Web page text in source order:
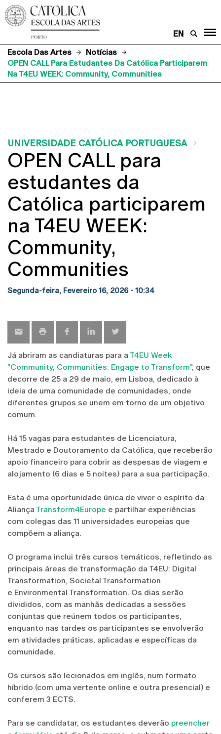
EN
Escola Das Artes
Notícias
OPEN CALL Para Estudantes Da Católica Participarem
Na T4EU WEEK: Community, Communities
UNIVERSIDADE CATÓLICA PORTUGUESA
OPEN CALL para
estudantes da
Católica participarem
na T4EU WEEK:
Community,
Communities
Segunda-feira, Fevereiro 16, 2026 - 10:34
Já abriram as candiaturas para a T4EU Week
"Community, Communities: Engage to Transform", que
decorre de 25 a 29 de maio, em Lisboa, dedicado à
ideia de uma comunidade de comunidades, onde
diferentes grupos se unem em torno de um objetivo
comum.
Há 15 vagas para estudantes de Licenciatura,
Mestrado e Doutoramento da Católica, que receberão
apoio financeiro para cobrir as despesas de viagem e
alojamento (6 dias e 5 noites) para a sua participação.
Esta é uma oportunidade única de viver o espírito da
Aliança Transform4Europe e partilhar experiências
com colegas das 11 universidades europeias que
compõem a aliança.
O programa inclui três cursos temáticos, refletindo as
principais áreas de transformação da T4EU: Digital
Transformation, Societal Transformation
e Environmental Transformation. Os dias serão
divididos, com as manhãs dedicadas a sessões
conjuntas que reúnem todos os participantes,
enquanto nas tardes os participantes se envolverão
em atividades práticas, aplicadas e específicas da
comunidade.
Os cursos são lecionados em inglês, num formato
híbrido (com uma vertente online e outra presencial) e
conferem 3 ECTS.
Para se candidatar, os estudantes deverão preencher